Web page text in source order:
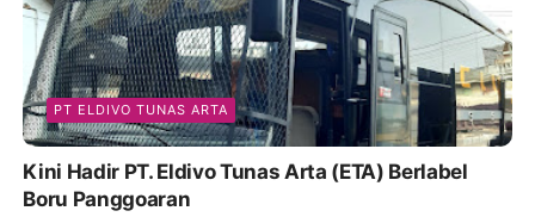
PT ELDIVO TUNAS ARTA
Kini Hadir PT. Eldivo Tunas Arta (ETA) Berlabel
Boru Panggoaran